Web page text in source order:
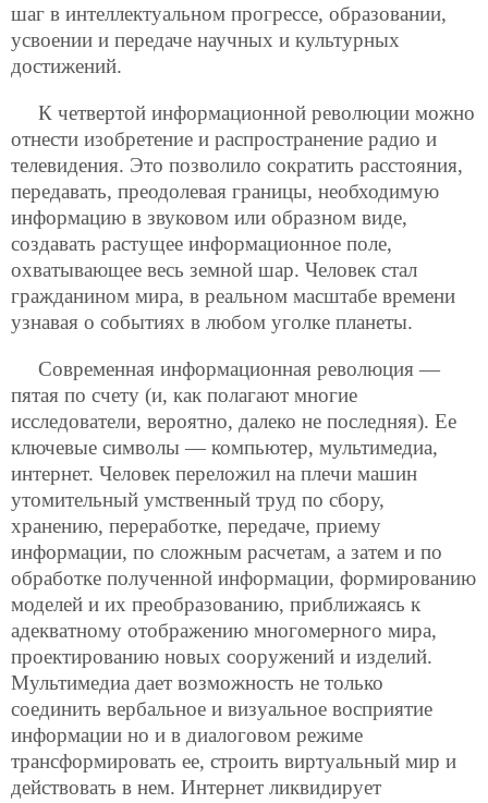
шаг в интеллектуальном прогрессе, образовании,
усвоении и передаче научных и культурных
достижений.
К четвертой информационной революции можно
отнести изобретение и распространение радио и
телевидения. Это позволило сократить расстояния,
передавать, преодолевая границы, необходимую
информацию в звуковом или образном виде,
создавать растущее информационное поле,
охватывающее весь земной шар. Человек стал
гражданином мира, в реальном масштабе времени
узнавая о событиях в любом уголке планеты.
Современная информационная революция —
пятая по счету (и, как полагают многие
исследователи, вероятно, далеко не последняя). Ее
ключевые символы — компьютер, мультимедиа,
интернет. Человек переложил на плечи машин
утомительный умственный труд по сбору,
хранению, переработке, передаче, приему
информации, по сложным расчетам, а затем и по
обработке полученной информации, формированию
моделей и их преобразованию, приближаясь к
адекватному отображению многомерного мира,
проектированию новых сооружений и изделий.
Мультимедиа дает возможность не только
соединить вербальное и визуальное восприятие
информации но и в диалоговом режиме
трансформировать ее, строить виртуальный мир и
действовать в нем. Интернет ликвидирует